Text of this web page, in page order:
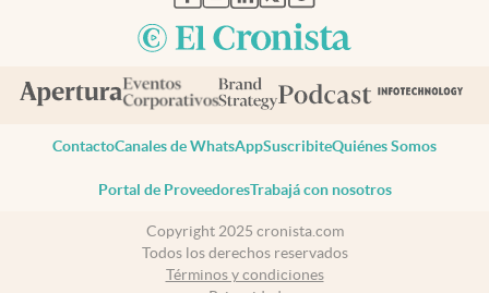
ContactoCanales de WhatsAppSuscribiteQuiénes Somos
Portal de ProveedoresTrabajá con nosotros
Copyright 2025 cronista.com
Todos los derechos reservados
Términos y condiciones